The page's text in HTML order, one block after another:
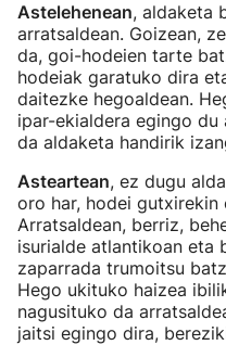
Astelehenean, aldaketa
arratsaldean. Goizean,
da, goi-hodeien tarte
hodeiak garatuko dira
daitezke hegoaldean.
ipar-ekialdera egingo du
da aldaketa handirik
Asteartean, ez dugu
oro har, hodei gutxirekin
Arratsaldean, berriz,
isurialde atlantikoan eta
zaparrada trumoitsu
Hego ukituko haizea
nagusituko da
jaitsi egingo dira,